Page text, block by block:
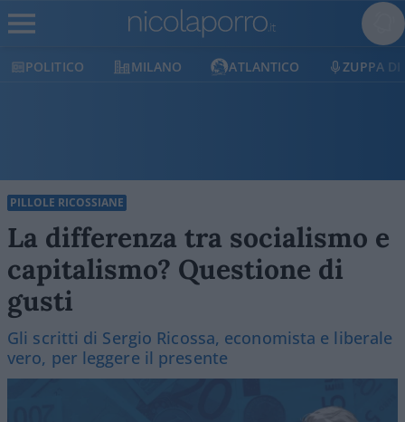
POLITICO MILANO ATLANTICO ZUPPA DI
PILLOLE RICOSSIANE
La differenza tra socialismo e
capitalismo? Questione di
gusti
Gli scritti di Sergio Ricossa, economista e liberale
vero, per leggere il presente